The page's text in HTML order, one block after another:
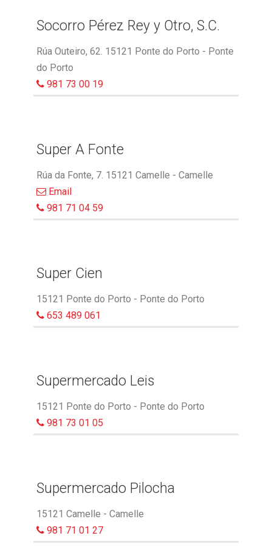
Socorro Pérez Rey y Otro, S.C.
Rúa Outeiro, 62. 15121 Ponte do Porto - Ponte
do Porto
981 73 00 19
Super A Fonte
Rúa da Fonte, 7. 15121 Camelle - Camelle
Email
981 71 04 59
Super Cien
15121 Ponte do Porto - Ponte do Porto
653 489 061
Supermercado Leis
15121 Ponte do Porto - Ponte do Porto
981 73 01 05
Supermercado Pilocha
15121 Camelle - Camelle
981 71 01 27